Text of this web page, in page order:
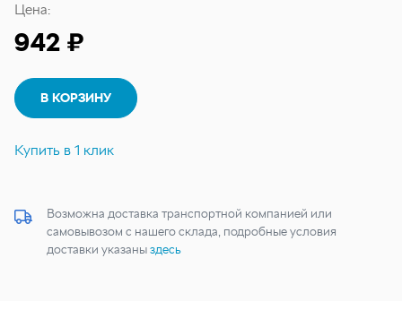
Цена:
942 ₽
В КОРЗИНУ
Купить в 1 клик
Возможна доставка транспортной компанией или
самовывозом с нашего склада, подробные условия
доставки указаныздесь